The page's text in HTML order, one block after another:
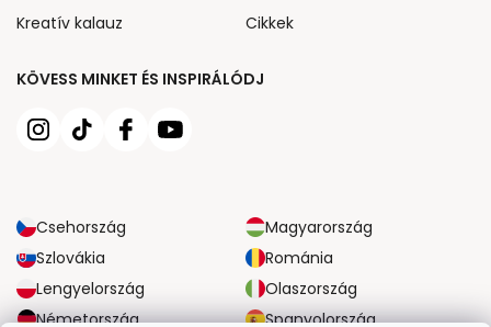
KÖVESS MINKET ÉS INSPIRÁLÓDJ
Csehország
Magyarország
Szlovákia
Románia
Lengyelország
Olaszország
Németország
Spanyolország
Kreatív kalauz
Cikkek